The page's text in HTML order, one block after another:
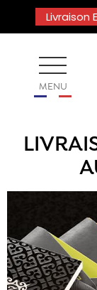
Livraison
MENU